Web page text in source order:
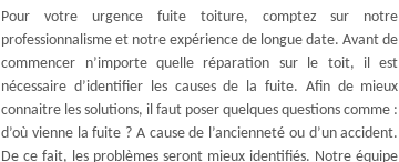
Pour votre urgence fuite toiture, comptez sur notre
professionnalisme et notre expérience de longue date. Avant de
commencer n’importe quelle réparation sur le toit, il est
nécessaire d’identifier les causes de la fuite. Afin de mieux
connaitre les solutions, il faut poser quelques questions comme :
d’où vienne la fuite ? A cause de l’ancienneté ou d’un accident.
De ce fait, les problèmes seront mieux identifiés. Notre équipe